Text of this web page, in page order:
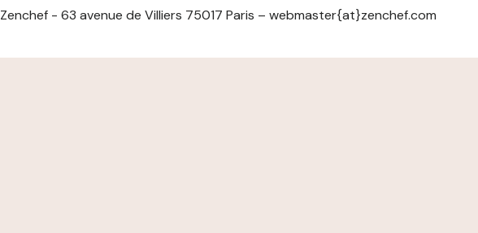
Zenchef - 63 avenue de Villiers 75017 Paris – webmaster{at}zenchef.com